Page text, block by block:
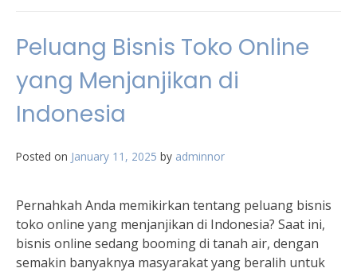
Peluang Bisnis Toko Online
yang Menjanjikan di
Indonesia
Posted on January 11, 2025 by adminnor
Pernahkah Anda memikirkan tentang peluang bisnis
toko online yang menjanjikan di Indonesia? Saat ini,
bisnis online sedang booming di tanah air, dengan
semakin banyaknya masyarakat yang beralih untuk